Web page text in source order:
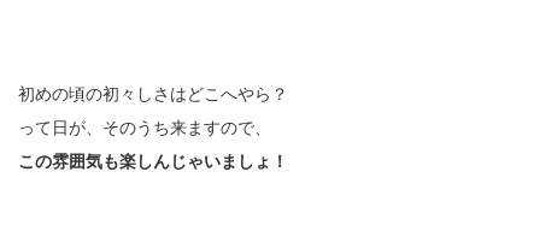
初めの頃の初々しさはどこへやら？
って日が、そのうち来ますので、
この雰囲気も楽しんじゃいましょ！